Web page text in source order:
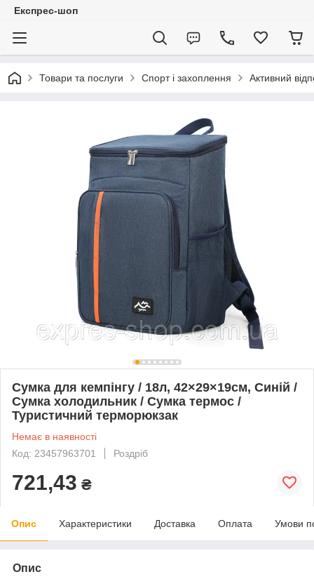
Експрес-шоп
Товари та послуги Спорт і захоплення Активний
Сумка для кемпінгу / 18л, 42×29×19см, Синій /
Сумка холодильник / Сумка термос /
Туристичний терморюкзак
Немає в наявності
Код: 23457963701
Роздріб
721,43 ₴
Опис Характеристики Доставка Оплата Умови
Опис